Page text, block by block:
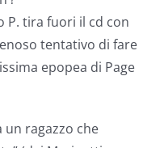
P. tira fuori il cd con
tentativo di fare
epopea di Page
un ragazzo che